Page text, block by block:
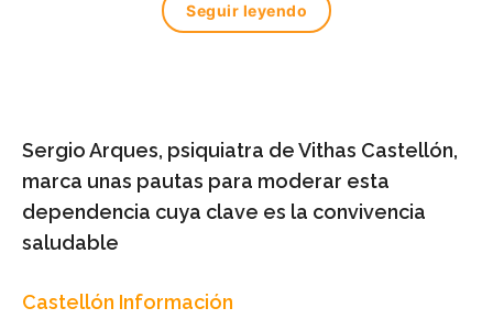
Seguir leyendo
Sergio Arques, psiquiatra de Vithas Castellón,
marca unas pautas para moderar esta
dependencia cuya clave es la convivencia
saludable
Castellón Información